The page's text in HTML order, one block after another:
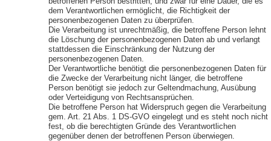
dem Verantwortlichen ermöglicht, die Richtigkeit der
personenbezogenen Daten zu überprüfen.
Die Verarbeitung ist unrechtmäßig, die betroffene Person lehnt
die Löschung der personenbezogenen Daten ab und verlangt
stattdessen die Einschränkung der Nutzung der
personenbezogenen Daten.
Der Verantwortliche benötigt die personenbezogenen Daten für
die Zwecke der Verarbeitung nicht länger, die betroffene
Person benötigt sie jedoch zur Geltendmachung, Ausübung
oder Verteidigung von Rechtsansprüchen.
Die betroffene Person hat Widerspruch gegen die Verarbeitung
gem. Art. 21 Abs. 1 DS-GVO eingelegt und es steht noch nicht
fest, ob die berechtigten Gründe des Verantwortlichen
gegenüber denen der betroffenen Person überwiegen.